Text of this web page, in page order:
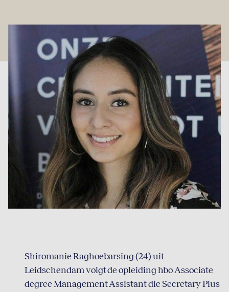
Shiromanie Raghoebarsing (24) uit
Leidschendam volgt de opleiding hbo Associate
degree Management Assistant die Secretary Plus